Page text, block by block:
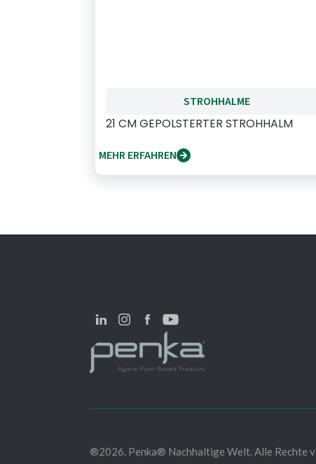
STROHHALME
21 CM GEPOLSTERTER STROHHALM
MEHR ERFAHREN
®2026. Penka® Nachhaltige Welt. Alle Rechte